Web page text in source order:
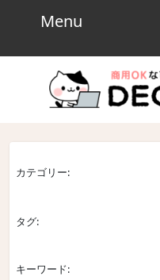
Menu
カテゴリー:
タグ:
キーワード: